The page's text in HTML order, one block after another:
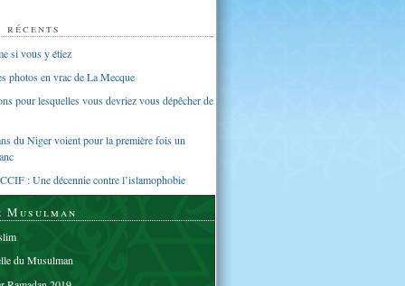
si vous y étiez
photos en vrac de La Mecque
pour lesquelles vous devriez vous dépêcher de
du Niger voient pour la première fois un
: Une décennie contre l’islamophobie
Musulman
du Musulman